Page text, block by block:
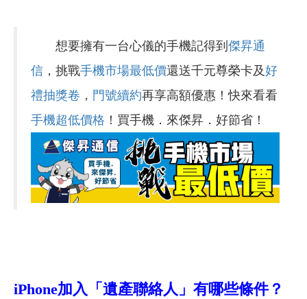
想要擁有一台心儀的手機記得到 傑昇通
信 ，挑戰手機市場最低價還送千元尊榮卡及好
禮抽獎卷 ， 門號續約再享高額優惠！快來看看
手機超低價格 ！買手機．來傑昇．好節省！
iPhone加入「 遺產聯絡人」有哪些條件？